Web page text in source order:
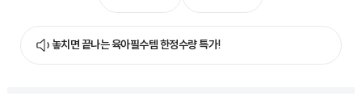
놓치면 끝나는 육아필수템 한정수량 특가!